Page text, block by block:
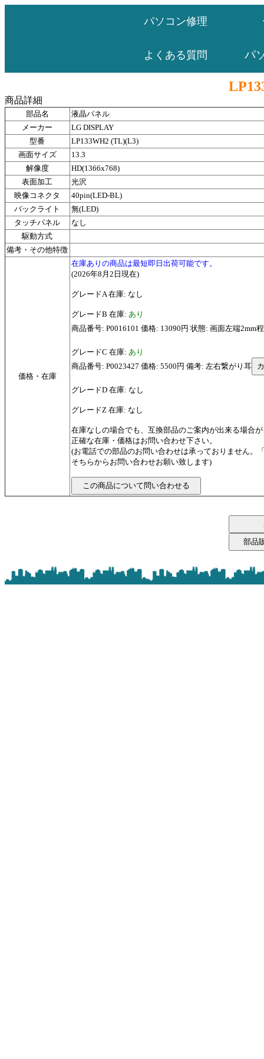
パソコン修理
よくある質問 パ
商品詳細
部品名
液晶パネル
メーカー
LG DISPLAY
型番
LP133WH2 (TL)(L3)
画面サイズ
13.3
解像度
HD(1366x768)
表面加工
光沢
映像コネクタ
40pin(LED-BL)
バックライト
無(LED)
タッチパネル
なし
駆動方式
備考・その他特徴
価格・在庫
在庫ありの商品は最短即日出荷可能です。
(2026年8月2日現在)
グレードA 在庫: なし
グレードB 在庫: あり
商品番号: P0016101 価格: 13090円 状態: 画面左端2mm
グレードC 在庫: あり
商品番号: P0023427 価格: 5500円 備考: 左右繋がり耳
グレードD 在庫: なし
グレードZ 在庫: なし
在庫なしの場合でも、互換部品のご案内が出来る場合
正確な在庫・価格はお問い合わせ下さい。
(お電話での部品のお問い合わせは承っておりません。
そちらからお問い合わせお願い致します)